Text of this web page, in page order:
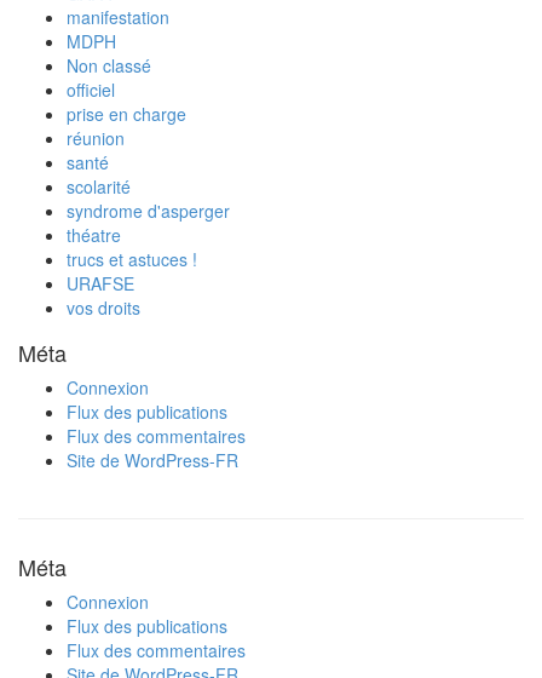
manifestation
MDPH
Non classé
officiel
prise en charge
réunion
santé
scolarité
syndrome d'asperger
théatre
trucs et astuces !
URAFSE
vos droits
Méta
Connexion
Flux des publications
Flux des commentaires
Site de WordPress-FR
Méta
Connexion
Flux des publications
Flux des commentaires